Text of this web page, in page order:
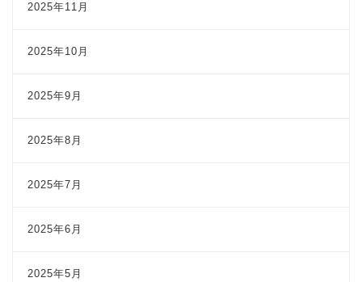
2025年11月
2025年10月
2025年9月
2025年8月
2025年7月
2025年6月
2025年5月